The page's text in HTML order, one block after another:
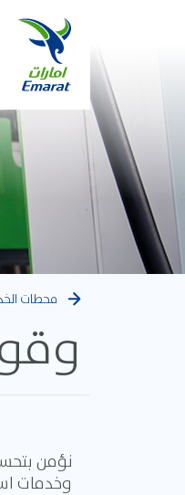
محطات
نؤمن
وخدمات